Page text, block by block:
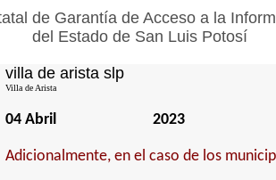
de Garantía de Acceso a la
del Estado de San Luis Potosí
villa de arista slp
Villa de Arista
04 Abril 2023
Adicionalmente, en el caso de los